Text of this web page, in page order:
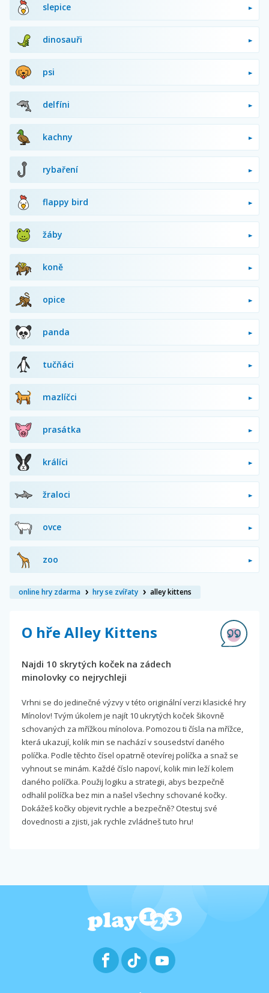
slepice
dinosauři
psi
delfíni
kachny
rybaření
flappy bird
žáby
koně
opice
panda
tučňáci
mazlíčci
prasátka
králíci
žraloci
ovce
zoo
online hry zdarma hry se zvířaty alley kittens
O hře Alley Kittens
Najdi 10 skrytých koček na zádech
minolovky co nejrychleji
Vrhni se do jedinečné výzvy v této originální verzi klasické hry
Mínolov! Tvým úkolem je najít 10 ukrytých koček šikovně
schovaných za mřížkou mínolova. Pomozou ti čísla na mřížce,
která ukazují, kolik min se nachází v sousedství daného
políčka. Podle těchto čísel opatrně otevírej políčka a snaž se
vyhnout se minám. Každé číslo napoví, kolik min leží kolem
daného políčka. Použij logiku a strategii, abys bezpečně
odhalil políčka bez min a našel všechny schované kočky.
Dokážeš kočky objevit rychle a bezpečně? Otestuj své
dovednosti a zjisti, jak rychle zvládneš tuto hru!